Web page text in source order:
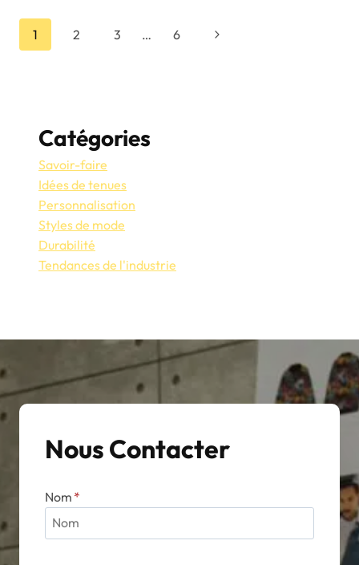
:
FASHION
FINDS
Navigation
1 2 3 … 6
Page
Catégories
Savoir-faire
Idées de tenues
Personnalisation
Styles de mode
Durabilité
Tendances de l'industrie
Nous Contacter
Nom *